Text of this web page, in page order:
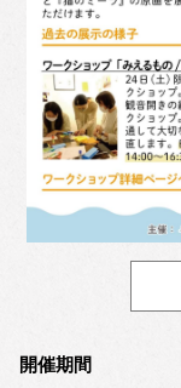
開催期間